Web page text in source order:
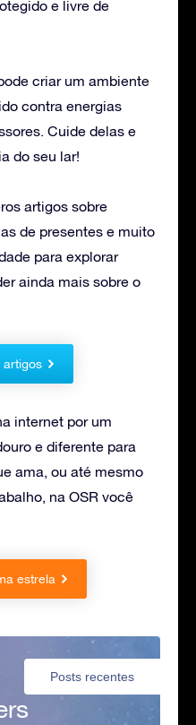
e livre de
criar um ambiente
contra energias
Cuide delas e
do seu lar!
artigos sobre
de presentes e muito
para explorar
ainda mais sobre o
artigos
internet por um
e diferente para
ama, ou até mesmo
na OSR você
estrela
Posts recentes